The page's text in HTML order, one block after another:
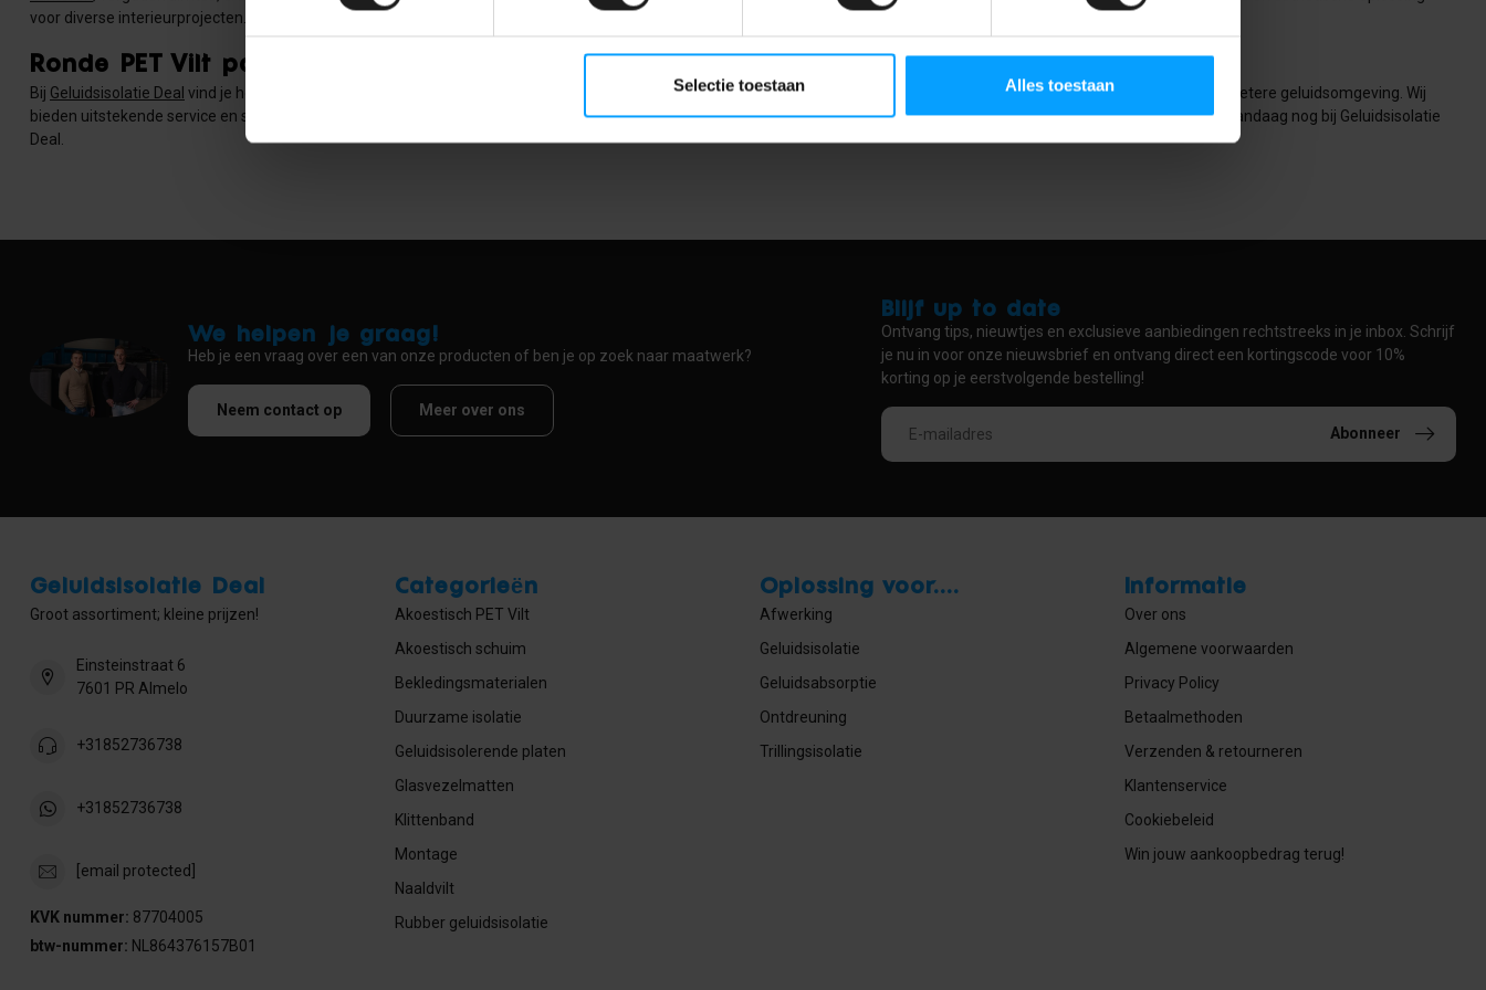
Selectie toestaan Alles toestaan
voor diverse interieurprojecten.
Ronde PET Vilt panelen kopen bij Geluidsisolatie Deal
Bij Geluidsisolatie Deal vind je hoogwaardige ronde PET Vilt wandpanelen in diverse diameters. Onze producten zijn duurzaam, eenvoudig te monteren en dragen bij aan een betere geluidsomgeving. Wij
bieden uitstekende service en staan garant voor de kwaliteit van onze producten. Ontdek hoe onze ronde PET Vilt wandpanelen je interieur kunnen transformeren en bestel vandaag nog bij Geluidsisolatie
Deal.
We helpen je graag!
Heb je een vraag over een van onze producten of ben je op zoek naar maatwerk?
Neem contact op Meer over ons
Blijf up to date
Ontvang tips, nieuwtjes en exclusieve aanbiedingen rechtstreeks in je inbox. Schrijf
je nu in voor onze nieuwsbrief en ontvang direct een kortingscode voor 10%
korting op je eerstvolgende bestelling!
Abonneer
Geluidsisolatie Deal
Groot assortiment; kleine prijzen!
Einsteinstraat 6
7601 PR Almelo
+31852736738
+31852736738
[email protected]
KVK nummer: 87704005
btw-nummer: NL864376157B01
Categorieën
Akoestisch PET Vilt
Akoestisch schuim
Bekledingsmaterialen
Duurzame isolatie
Geluidsisolerende platen
Glasvezelmatten
Klittenband
Montage
Naaldvilt
Rubber geluidsisolatie
Oplossing voor....
Afwerking
Geluidsisolatie
Geluidsabsorptie
Ontdreuning
Trillingsisolatie
Informatie
Over ons
Algemene voorwaarden
Privacy Policy
Betaalmethoden
Verzenden & retourneren
Klantenservice
Cookiebeleid
Win jouw aankoopbedrag terug!